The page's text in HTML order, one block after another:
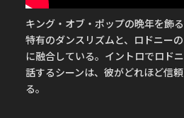
キング・オブ・ポップの晩年を飾
特有のダンスリズムと、ロドニー
に融合している。イントロでロド
話するシーンは、彼がどれほど信
る。